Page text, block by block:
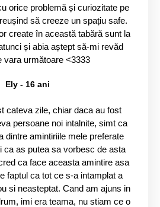
orice problemă și curiozitate pe
să creeze un spațiu safe.
create în această tabără sunt la
și abia aștept să-mi revăd
vara următoare <3333
Ely - 16 ani
cateva zile, chiar daca au fost
persoane noi intalnite, simt ca
dintre amintiriile mele preferate
ca as putea sa vorbesc de asta
ca face aceasta amintire asa
faptul ca tot ce s-a intamplat a
si neasteptat. Cand am ajuns in
imi era teama, nu stiam ce o